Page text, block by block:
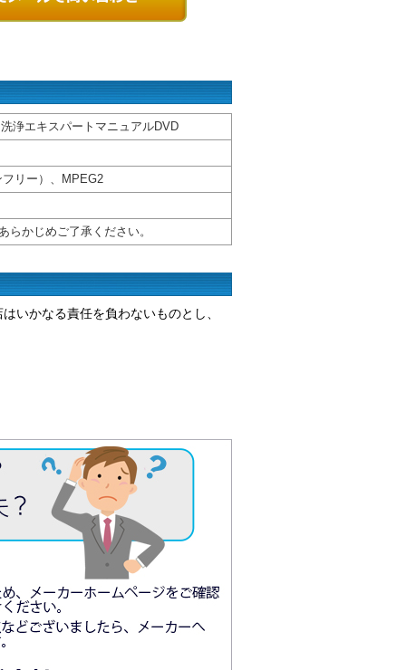
浄エキスパートマニュアルDVD
リー）、MPEG2
かじめご了承ください。
いかなる責任を負わないものとし、